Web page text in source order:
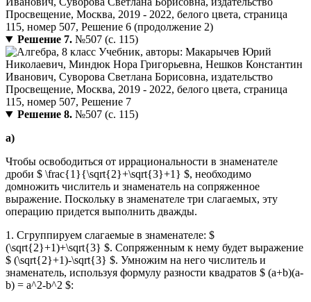
Решение 7.№507 (с. 115)
Решение 8.№507 (с. 115)
а)
Чтобы освободиться от иррациональности в знаменателе
дроби $ \frac{1}{\sqrt{2}+\sqrt{3}+1} $, необходимо
домножить числитель и знаменатель на сопряженное
выражение. Поскольку в знаменателе три слагаемых, эту
операцию придется выполнить дважды.
1. Сгруппируем слагаемые в знаменателе: $
(\sqrt{2}+1)+\sqrt{3} $. Сопряженным к нему будет выражение
$ (\sqrt{2}+1)-\sqrt{3} $. Умножим на него числитель и
знаменатель, используя формулу разности квадратов $ (a+b)(a-
b) = a^2-b^2 $: